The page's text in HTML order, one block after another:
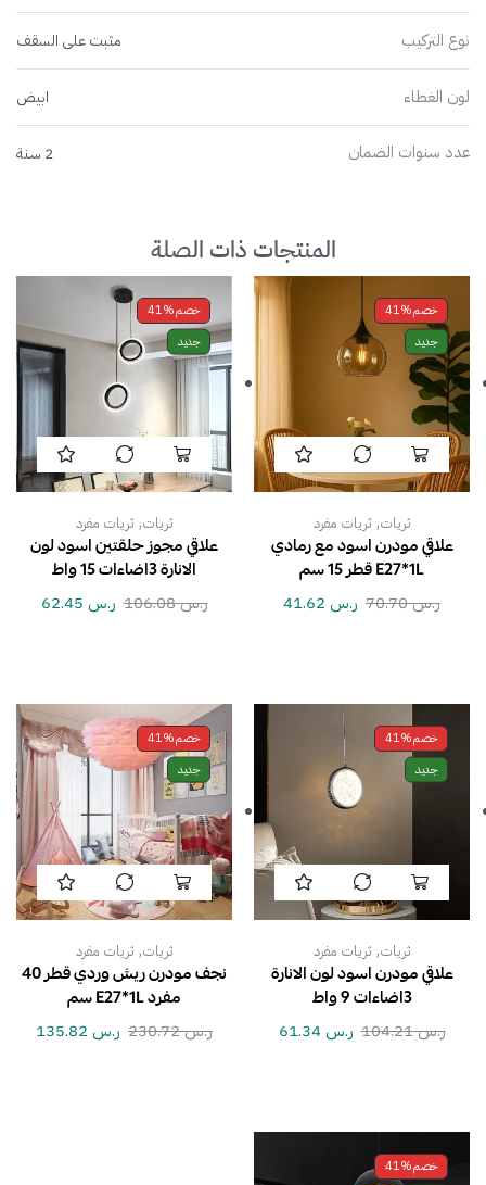
نوع التركيب مثبت على السقف
لون الغطاء ابيض
عدد سنوات الضمان 2 سنة
المنتجات ذات الصلة
خصم41%
جديد
ثريات, ثريات مفرد
علاقي مودرن اسود مع رمادي
E27*1L قطر 15 سم
ر.س70.70 ر.س
خصم41%
جديد
ثريات, ثريات مفرد
علاقي مجوز حلقتين اسود لون
الانارة 3اضاءات 15 واط
ر.س106.08 ر.س
خصم41%
جديد
ثريات, ثريات مفرد
علاقي مودرن اسود لون الانارة
3اضاءات 9 واط
ر.س104.21 ر.س 61.34
خصم41%
جديد
ثريات, ثريات مفرد
نجف مودرن ريش وردي قطر 40
مفرد E27*1L سم
ر.س230.72 ر.س
خصم41%